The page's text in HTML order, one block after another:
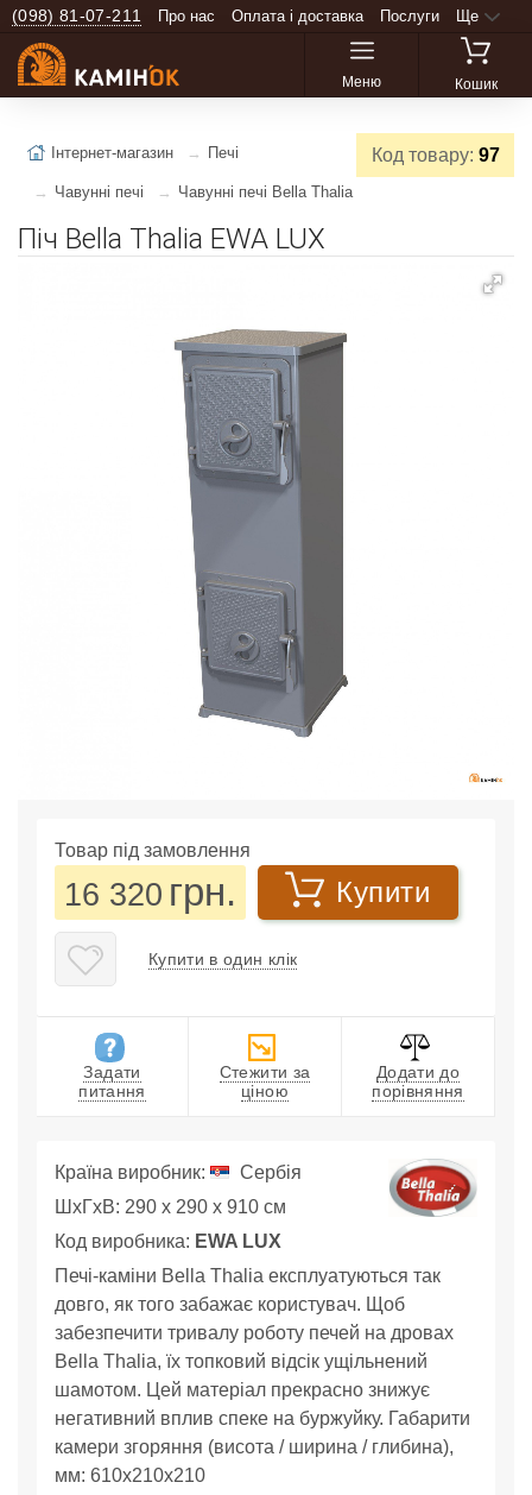
(098) 81-07-211 Про нас Оплата і доставка Послуги Ще
Меню Кошик
Код товару: 97
Інтернет-магазин Печі
Чавунні печі Чавунні печі Bella Thalia
Піч Bella Thalia EWA LUX
Товар під замовлення
16 320 грн. Купити
Купити в один клік
Задати
питання
Стежити за
ціною
Додати до
порівняння
Країна виробник:
Сербія
ШхГхВ: 290 x 290 x 910 см
Код виробника: EWA LUX
Печі-каміни Bella Thalia експлуатуються так
довго, як того забажає користувач. Щоб
забезпечити тривалу роботу печей на дровах
Bella Thalia, їх топковий відсік ущільнений
шамотом. Цей матеріал прекрасно знижує
негативний вплив спекe на буржуйку. Габарити
камери згоряння (висота / ширина / глибина),
мм: 610х210х210